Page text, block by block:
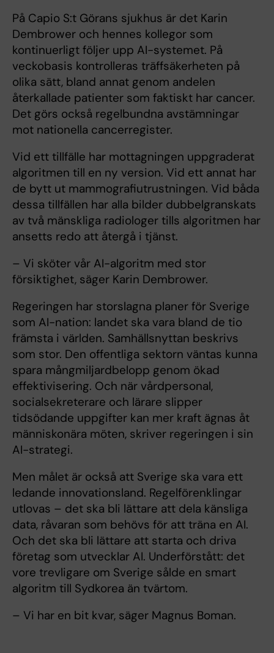
På Capio S:t Görans sjukhus är det Karin
Dembrower och hennes kollegor som
kontinuerligt följer upp AI-systemet. På
veckobasis kontrolleras träffsäkerheten på
olika sätt, bland annat genom andelen
återkallade patienter som faktiskt har cancer.
Det görs också regelbundna avstämningar
mot nationella cancerregister.
Vid ett tillfälle har mottagningen uppgraderat
algoritmen till en ny version. Vid ett annat har
de bytt ut mammografiutrustningen. Vid båda
dessa tillfällen har alla bilder dubbelgranskats
av två mänskliga radiologer tills algoritmen har
ansetts redo att återgå i tjänst.
– Vi sköter vår AI-algoritm med stor
försiktighet, säger Karin Dembrower.
Regeringen har storslagna planer för Sverige
som AI-nation: landet ska vara bland de tio
främsta i världen. Samhällsnyttan beskrivs
som stor. Den offentliga sektorn väntas kunna
spara mångmiljardbelopp genom ökad
effektivisering. Och när vårdpersonal,
socialsekreterare och lärare slipper
tidsödande uppgifter kan mer kraft ägnas åt
människonära möten, skriver regeringen i sin
AI-strategi.
Men målet är också att Sverige ska vara ett
ledande innovationsland. Regelförenklingar
utlovas – det ska bli lättare att dela känsliga
data, råvaran som behövs för att träna en AI.
Och det ska bli lättare att starta och driva
företag som utvecklar AI. Underförstått: det
vore trevligare om Sverige sålde en smart
algoritm till Sydkorea än tvärtom.
– Vi har en bit kvar, säger Magnus Boman.